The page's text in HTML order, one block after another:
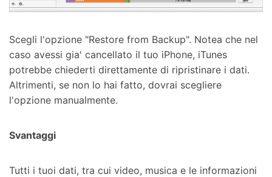
Scegli l'opzione "Restore from Backup". Notea che nel
caso avessi gia' cancellato il tuo iPhone, iTunes
potrebbe chiederti direttamente di ripristinare i dati.
Altrimenti, se non lo hai fatto, dovrai scegliere
l'opzione manualmente.
Svantaggi
Tutti i tuoi dati, tra cui video, musica e le informazioni